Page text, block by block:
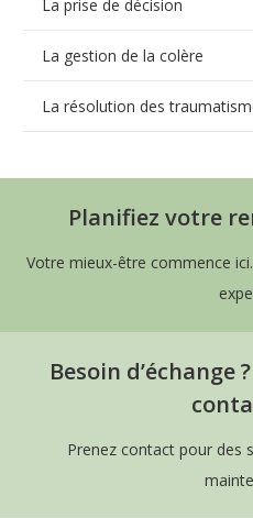
La prise de décision
La gestion de la colère
La résolution des
Planifiez votre
Votre mieux-être commence
Besoin d’échange
Prenez contact pour des